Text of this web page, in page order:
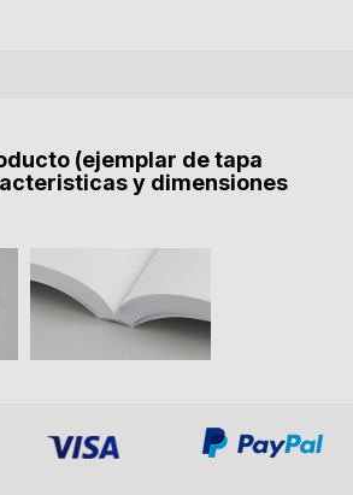
(ejemplar de tapa
y dimensiones